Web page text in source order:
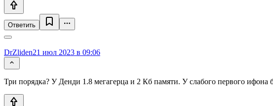
Ответить
DrZliden21 июл 2023 в 09:06
Три порядка? У Денди 1.8 мегагерца и 2 Кб памяти. У слабого первого ифона